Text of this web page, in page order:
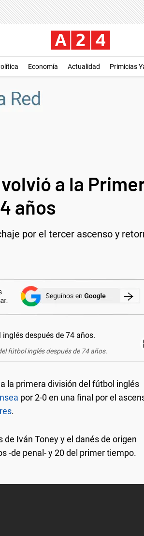
Economía Actualidad Primicias
a la
años
por el tercer ascenso y
fútbol inglés después de 74 años.
la primera división del fútbol inglés
por 2-0 en una final por el
.
Iván Toney y el danés de origen
-de penal- y 20 del primer tiempo.